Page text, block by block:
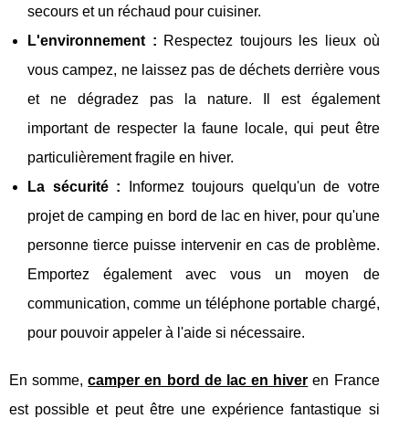
secours et un réchaud pour cuisiner.
L'environnement : Respectez toujours les lieux où
vous campez, ne laissez pas de déchets derrière vous
et ne dégradez pas la nature. Il est également
important de respecter la faune locale, qui peut être
particulièrement fragile en hiver.
La sécurité : Informez toujours quelqu'un de votre
projet de camping en bord de lac en hiver, pour qu'une
personne tierce puisse intervenir en cas de problème.
Emportez également avec vous un moyen de
communication, comme un téléphone portable chargé,
pour pouvoir appeler à l'aide si nécessaire.
En somme,camper en bord de lac en hiver en France
est possible et peut être une expérience fantastique si